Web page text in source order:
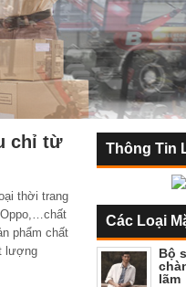
chỉ từ
thời trang
Oppo,…chất
phẩm chất
lượng
Thông Tin
Các Loại
Bộ
lãm